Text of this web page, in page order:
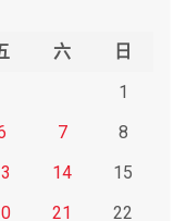
六
日
1
7
8
14
15
21
22